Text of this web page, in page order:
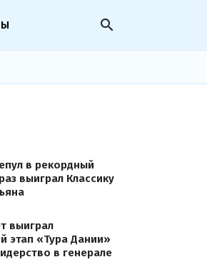
search
в рекордный
выиграл Классику
выиграл
этап «Тура Дании»
в генерале